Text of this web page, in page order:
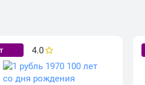
4.0